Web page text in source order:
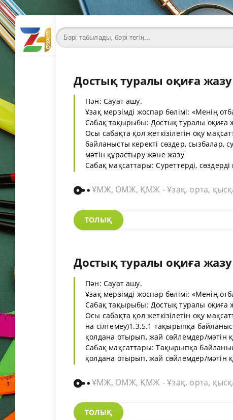
Достық туралы оқиға
Пән: Сауат ашу.
Ұзақ мерзімді жоспар бөлімі: «Менің
Сабақ тақырыбы: Достық туралы оқиға
Осы сабақта қол жеткізілетін оқу
байланысты керекті сөздер, сызбалар,
мәтін құрастыру және жазу
Сабақ мақсаттары: Суреттерді,
ҰМЖ, ОМЖ, ҚМЖ - Ұзақ, орта,
ТОЛЫҚ
Достық туралы оқиға
Пән: Сауат ашу.
Ұзақ мерзімді жоспар бөлімі: «Менің
Сабақ тақырыбы: Достық туралы оқиға
Осы сабақта қол жеткізілетін оқу
на сілтемеу)1.3.5.1 тақырыпқа
қолдана отырып, жай сөйлемдер/мәтін
Сабақ мақсаттары: Тақырыпқа
қолдана отырып, жай сөйлемдер/мәтін
ҰМЖ, ОМЖ, ҚМЖ - Ұзақ, орта,
ТОЛЫҚ